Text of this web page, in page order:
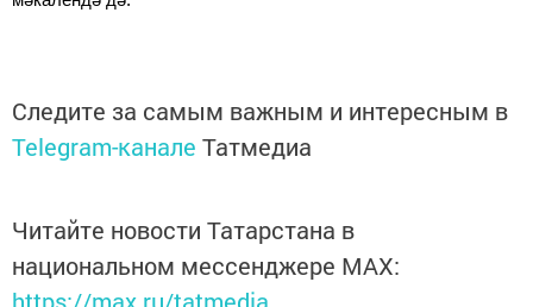
Следите за самым важным и интересным в
Telegram-канале Татмедиа
Читайте новости Татарстана в
национальном мессенджере MАХ: